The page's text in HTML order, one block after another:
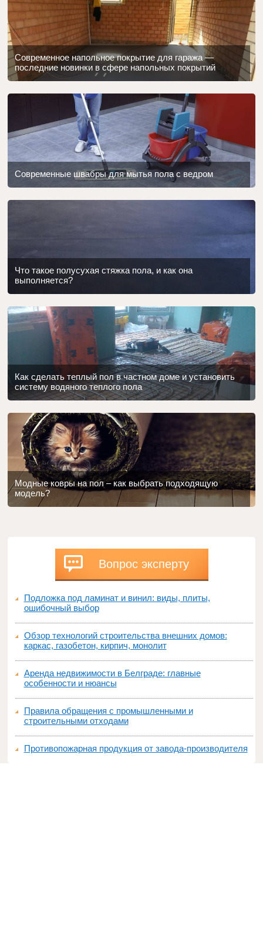
Современное напольное покрытие для гаража —
последние новинки в сфере напольных покрытий
Современные швабры для мытья пола с ведром
Что такое полусухая стяжка пола, и как она
выполняется?
Как сделать теплый пол в частном доме и установить
систему водяного теплого пола
Модные ковры на пол – как выбрать подходящую
модель?
Вопрос эксперту
Подложка под ламинат и винил: виды, плиты,
ошибочный выбор
Обзор технологий строительства внешних домов:
каркас, газобетон, кирпич, монолит
Аренда недвижимости в Белграде: главные
особенности и нюансы
Правила обращения с промышленными и
строительными отходами
Противопожарная продукция от завода-производителя